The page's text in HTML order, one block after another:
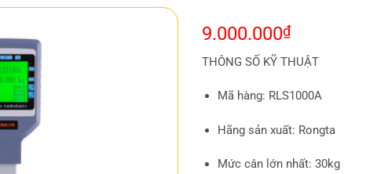
9.000.000₫
THÔNG SỐ KỸ THUẬT
Mã hàng: RLS1000A
Hãng sản xuất: Rongta
Mức cân lớn nhất: 30kg